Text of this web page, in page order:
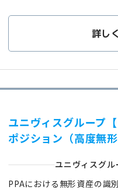
詳し
ユニヴィスグループ
ポジション（高度無
ユニヴィスグル
PPAにおける無形資産の識